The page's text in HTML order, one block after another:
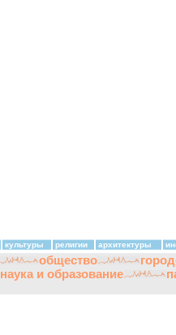
культуры религии архитектуры
общество
наука и образование